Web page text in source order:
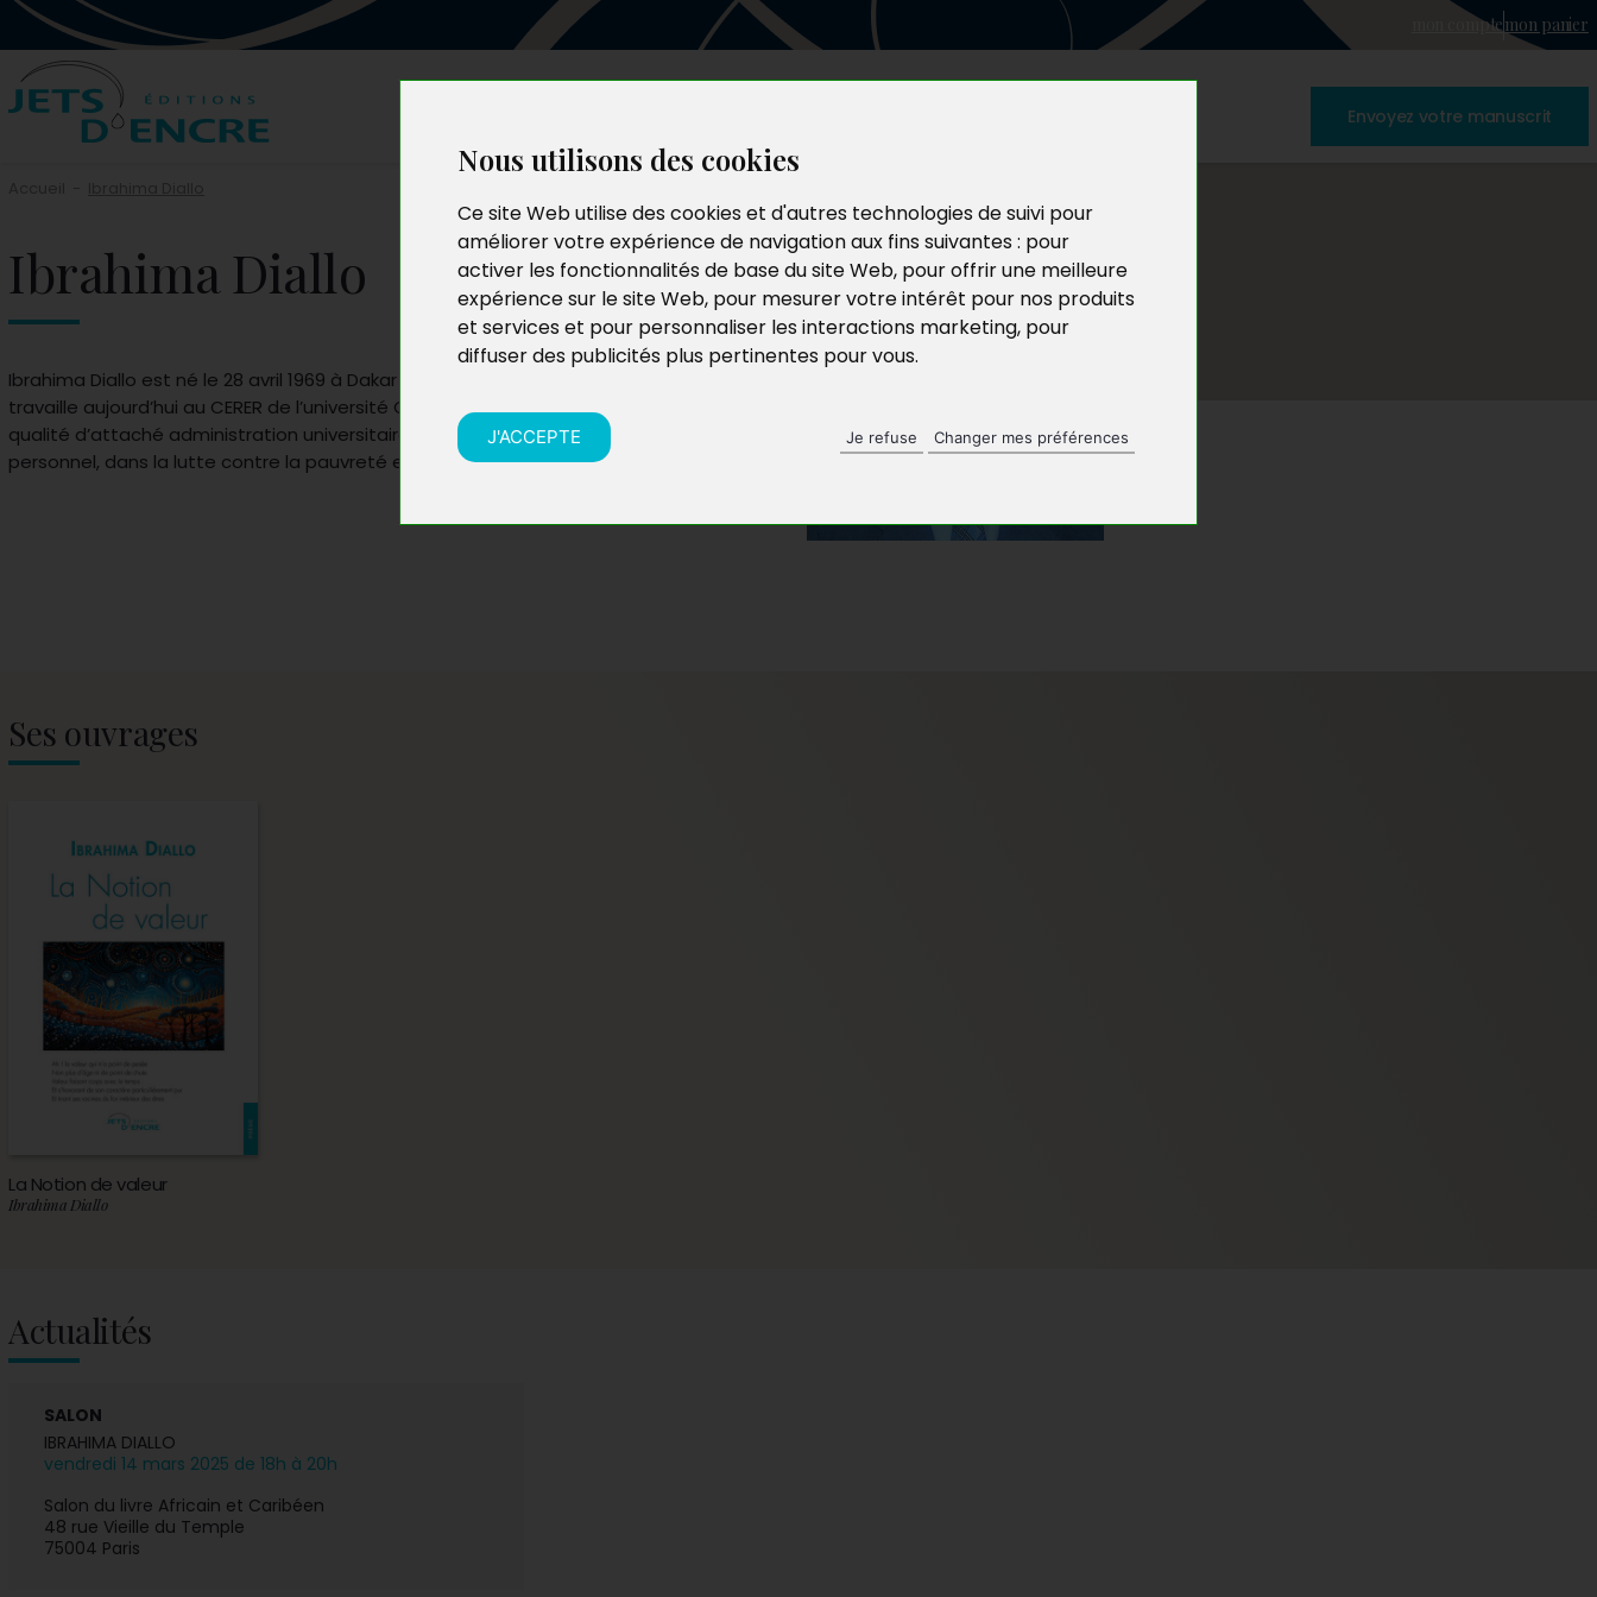
Nous utilisons des cookies
Ce site Web utilise des cookies et d'autres technologies de suivi pour
améliorer votre expérience de navigation aux fins suivantes : pour
activer les fonctionnalités de base du site Web, pour offrir une meilleure
expérience sur le site Web, pour mesurer votre intérêt pour nos produits
et services et pour personnaliser les interactions marketing, pour
diffuser des publicités plus pertinentes pour vous.
J'ACCEPTE Je refuse Changer mes préférences
mon comptemon panier
Envoyez votre manuscrit
Ibrahima Diallo
Ibrahima Diallo est né le 28 avril 1969 à Dakar au Sénégal. Juriste de formation, il
travaille aujourd’hui au CERER de l’université Cheikh-Anta-Diop de Dakar, en
qualité d’attaché administration universitaire. Il s’active également, à titre
personnel, dans la lutte contre la pauvreté et les inégalités sociales.
Ses ouvrages
La Notion de valeur
Ibrahima Diallo
Actualités
SALON
IBRAHIMA DIALLO
vendredi 14 mars 2025 de 18h à 20h
Salon du livre Africain et Caribéen
48 rue Vieille du Temple
75004 Paris